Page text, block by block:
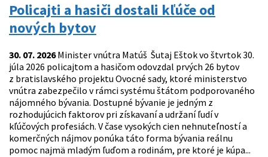
Policajti a hasiči dostali kľúče od
nových bytov
30. 07. 2026Minister vnútra Matúš Šutaj Eštok vo štvrtok 30.
júla 2026 policajtom a hasičom odovzdal prvých 26 bytov
z bratislavského projektu Ovocné sady, ktoré ministerstvo
vnútra zabezpečilo v rámci systému štátom podporovaného
nájomného bývania. Dostupné bývanie je jedným z
rozhodujúcich faktorov pri získavaní a udržaní ľudí v
kľúčových profesiách. V čase vysokých cien nehnuteľností a
komerčných nájmov ponúka táto forma bývania reálnu
pomoc najmä mladým ľuďom a rodinám, pre ktoré je kúpa...